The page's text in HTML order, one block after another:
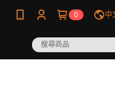
0 中